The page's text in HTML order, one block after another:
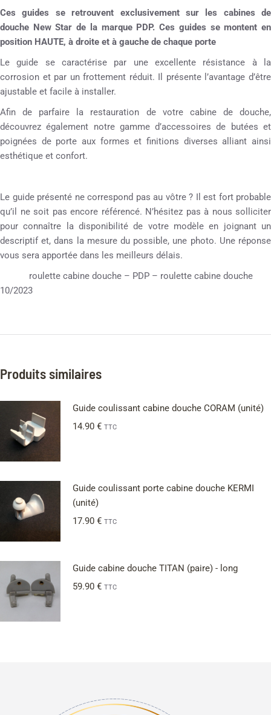
Ces guides se retrouvent exclusivement sur les cabines de
douche New Star de la marque PDP. Ces guides se montent en
position HAUTE, à droite et à gauche de chaque porte
Le guide se caractérise par une excellente résistance à la
corrosion et par un frottement réduit. Il présente l’avantage d’être
ajustable et facile à installer.
Afin de parfaire la restauration de votre cabine de douche,
découvrez également notre gamme d’accessoires de butées et
poignées de porte aux formes et finitions diverses alliant ainsi
esthétique et confort.
Le guide présenté ne correspond pas au vôtre ? Il est fort probable
qu’il ne soit pas encore référencé. N’hésitez pas à nous solliciter
pour connaître la disponibilité de votre modèle en joignant un
descriptif et, dans la mesure du possible, une photo. Une réponse
vous sera apportée dans les meilleurs délais.
roulette cabine douche – PDP – roulette cabine douche
10/2023
Produits similaires
Guide coulissant cabine douche CORAM (unité)
14.90 € TTC
Guide coulissant porte cabine douche KERMI
(unité)
17.90 € TTC
Guide cabine douche TITAN (paire) - long
59.90 € TTC